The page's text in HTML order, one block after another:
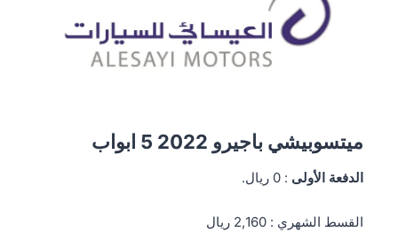
ميتسوبيشي باجيرو 2022 5 ابواب
الدفعة الأولى : 0 ريال.
القسط الشهري : 2,160 ريال